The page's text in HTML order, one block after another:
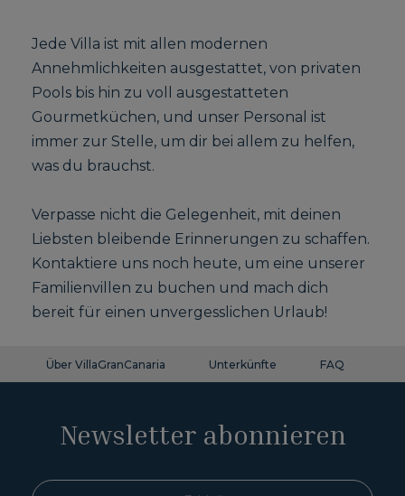
Jede Villa ist mit allen modernen
Annehmlichkeiten ausgestattet, von privaten
Pools bis hin zu voll ausgestatteten
Gourmetküchen, und unser Personal ist
immer zur Stelle, um dir bei allem zu helfen,
was du brauchst.
Verpasse nicht die Gelegenheit, mit deinen
Liebsten bleibende Erinnerungen zu schaffen.
Kontaktiere uns noch heute, um eine unserer
Familienvillen zu buchen und mach dich
bereit für einen unvergesslichen Urlaub!
Über VillaGranCanaria Unterkünfte FAQ
Newsletter abonnieren